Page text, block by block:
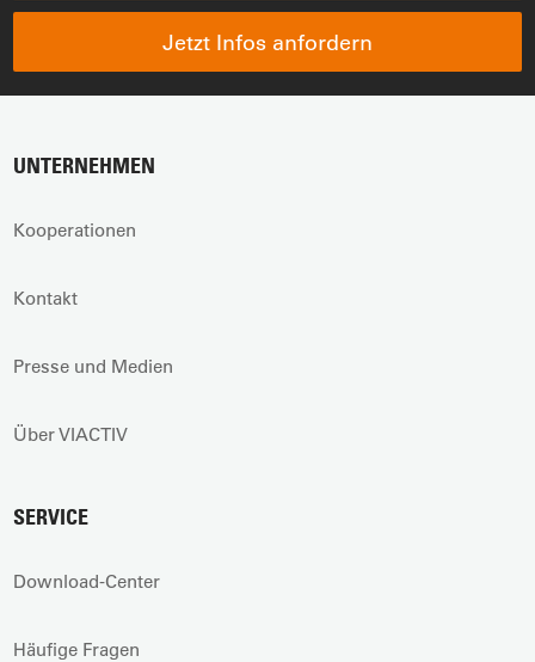
Jetzt Infos anfordern
UNTERNEHMEN
Kooperationen
Kontakt
Presse und Medien
Über VIACTIV
SERVICE
Download-Center
Häufige Fragen